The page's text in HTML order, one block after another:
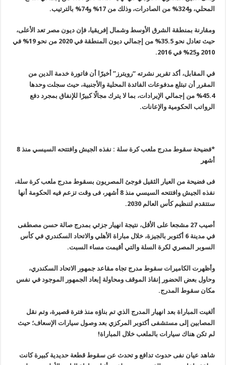
المحلي، و324% من الصادرات، وذلك من 17% و74% بالترتيب.
ومقارنة بمنطقة الشرق الأوسط وشمال إفريقيا، فإن ديون مصر تعد الأعلى،
حيث تعادل نحو 35.5% من إجمالي ديون المنطقة في 2020 من نحو 19% في
2010 و25% في 2016.
في المقابل، أكد تقرير نشرته “رويترز” أخيرًا أن فاتورة خدمة الدين من
المقرر أن تبتلع مدفوعات الفائدة المحلية والأجنبية، حيث سجلت وحدها
45.4% من إجمالي الإيرادات، بما لا يترك مجالًا كبيرًا للإنفاق بمجرد دفع
الرواتب الحكومية والإعانات.
*فضيحة سقوط مدرج ملعب كرة سلة : نفذه الجيش وافتتحه السيسي منذ 8
أشهر
فى فضيحة من العيار الثقيل فوجئ المصريون بسقوط مدرج ملعب كرة سلة،
نفذه الجيش وافتتحه السيسي منذ 8 أشهر، فى وقت تزعم فيه الحكومة أنها
ستتقدم لتنظيم كأس العالم 2030
.
أصيب 27 مشجعا على الأقل، نتيجة انهيار جزئي بمدرج صالة حسن مصطفى
في مدينة 6 أكتوبر بالجيزة، خلال مباراة الأهلي والاتحاد السكندري في كأس
السوبر المصري لكرة السلة والتي أقيمت مساء السبت.
وأظهرت الكاميرات سقوط مدرج تجاه مقاعد جمهور الاتحاد السكندري،
وحاول بعض الحضور إنقاذ الموقف ومحاولة إبعاد الجمهور الموجود في نفس
مكان سقوط المدرج.
ألغيت المباراة بعد انهيار المدرج الذي تم بناؤه منذ فترة قصيرة، وتم نقل
المصابين إلى مستشفى أكتوبر المركزي بعد وصول سيارات الإسعاف؛ حيث
لم تكن هناك سيارات بالملعب خلال المباراة!
شاهد عيان نفى حدوث تدافع و تحدث عن سقوط قطعة حديدية كبيرة كانت